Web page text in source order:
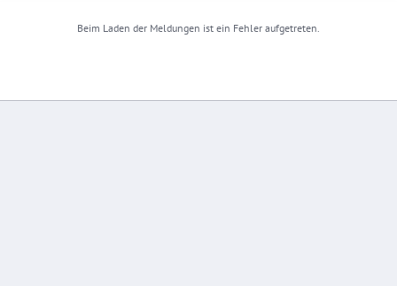
Beim Laden der Meldungen ist ein Fehler aufgetreten.